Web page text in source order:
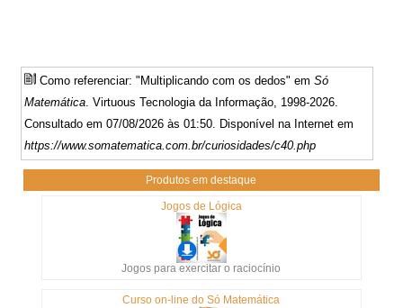
Como referenciar: "Multiplicando com os dedos" emSó
Matemática. Virtuous Tecnologia da Informação, 1998-2026.
Consultado em 07/08/2026 às 01:50. Disponível na Internet em
https://www.somatematica.com.br/curiosidades/c40.php
Produtos em destaque
Jogos de Lógica
Jogos para exercitar o raciocínio
Curso on-line do Só Matemática